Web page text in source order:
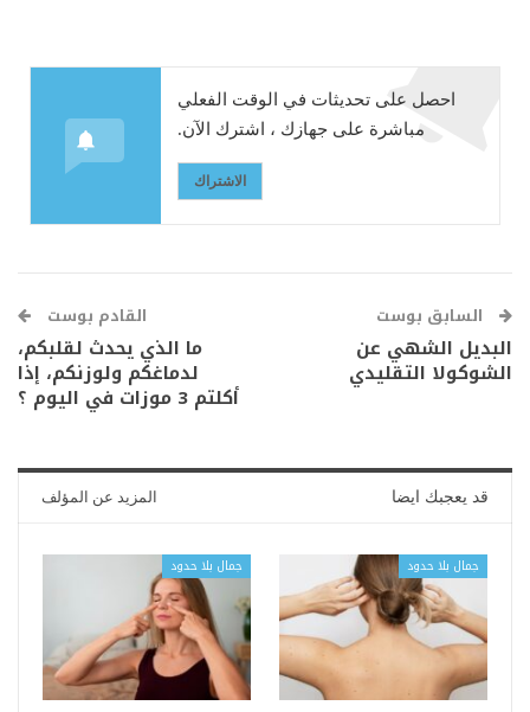
احصل على تحديثات في الوقت الفعلي
مباشرة على جهازك ، اشترك الآن.
الاشتراك
السابق بوست
البديل الشهي عن
الشوكولا التقليدي
القادم بوست
ما الذي يحدث لقلبكم،
لدماغكم ولوزنكم، إذا
أكلتم 3 موزات في اليوم ؟
قد يعجبك ايضا المزيد عن المؤلف
جمال بلا حدود جمال بلا حدود